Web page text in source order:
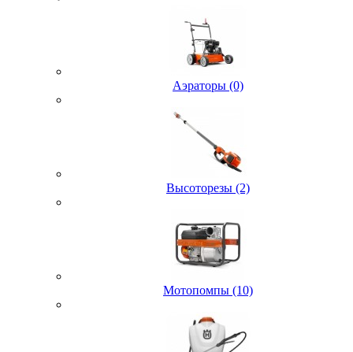
Аэраторы (0)
Высоторезы (2)
Мотопомпы (10)